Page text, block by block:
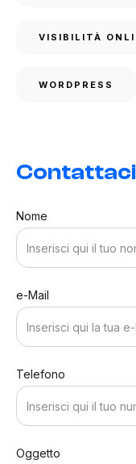
VISIBILITÀ
WORDPRESS
Contattaci
Nome
e-Mail
Telefono
Oggetto